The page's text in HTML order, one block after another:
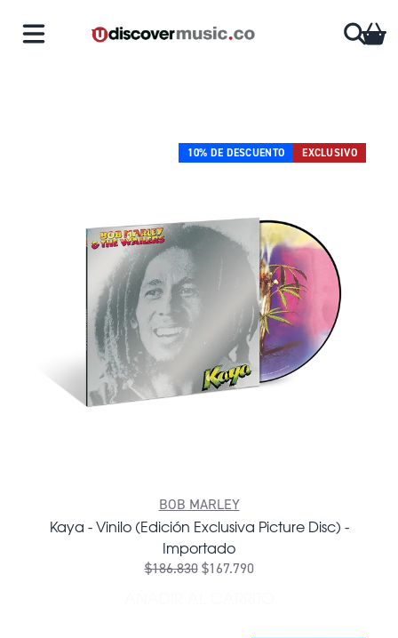
10% DE DESCUENTO EXCLUSIVO
BOB MARLEY
Kaya - Vinilo (Edición Exclusiva Picture Disc) -
Importado
$186.830 $167.790